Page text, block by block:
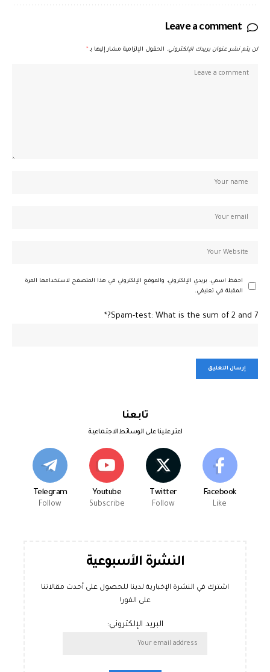
Leave a comment
لن يتم نشر عنوان بريدك الإلكتروني. الحقول الإلزامية مشار إليها بـ *
احفظ اسمي، بريدي الإلكتروني، والموقع الإلكتروني في هذا المتصفح لاستخدامها المرة
المقبلة في تعليقي.
Spam-test: What is the sum of 2 and 7?*
تابعنا
اعثر علينا على الوسائط الاجتماعية
Facebook
Like
Twitter
Follow
Youtube
Subscribe
Telegram
Follow
النشرة الأسبوعية
اشترك في النشرة الإخبارية لدينا للحصول على أحدث مقالاتنا
على الفور!
البريد الإلكتروني: